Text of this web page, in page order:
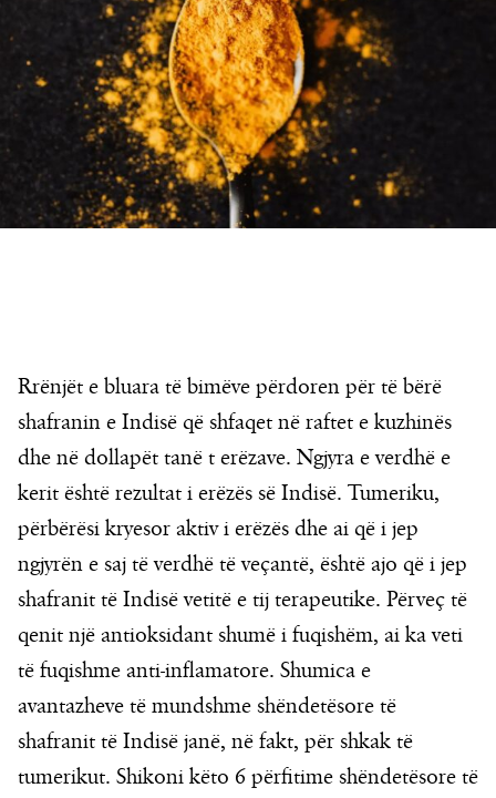
Rrënjët e bluara të bimëve përdoren për të bërë
shafranin e Indisë që shfaqet në raftet e kuzhinës
dhe në dollapët tanë t erëzave. Ngjyra e verdhë e
kerit është rezultat i erëzës së Indisë. Tumeriku,
përbërësi kryesor aktiv i erëzës dhe ai që i jep
ngjyrën e saj të verdhë të veçantë, është ajo që i jep
shafranit të Indisë vetitë e tij terapeutike. Përveç të
qenit një antioksidant shumë i fuqishëm, ai ka veti
të fuqishme anti-inflamatore. Shumica e
avantazheve të mundshme shëndetësore të
shafranit të Indisë janë, në fakt, për shkak të
tumerikut. Shikoni këto 6 përfitime shëndetësore të